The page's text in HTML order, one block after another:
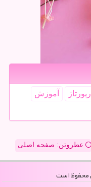
رپورتاژ
آموزش
عطروتن: صفحه اصلی